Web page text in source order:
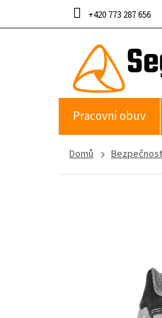
obsah
+420 773 287 656
Pracovní obuv
Domů